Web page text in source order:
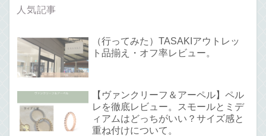
人気記事
（行ってみた）TASAKIアウトレッ
ト品揃え・オフ率レビュー。
【ヴァンクリーフ＆アーペル】ペル
レを徹底レビュー。スモールとミデ
ィアムはどっちがいい？サイズ感と
重ね付けについて。